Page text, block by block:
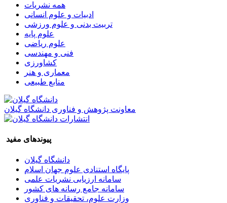
همه نشریات
ادبیات و علوم انسانی
تربیت بدنی و علوم ورزشی
علوم پایه
علوم ریاضی
فنی و مهندسی
کشاورزی
معماری و هنر
منابع طبیعی
معاونت پژوهش و فناوری دانشگاه گیلان
پیوندهای مفید
دانشگاه گیلان
پایگاه استنادی علوم جهان اسلام
سامانه ارزیابی نشریات علمی
سامانه جامع رسانه های کشور
وزارت علوم، تحقیقات و فناوری